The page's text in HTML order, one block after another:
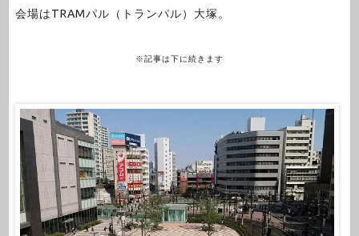
会場はTRAMパル（トランパル）大塚。
※記事は下に続きます